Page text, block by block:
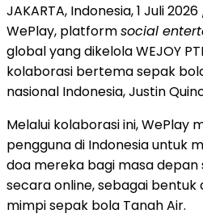
JAKARTA, Indonesia,1 Juli 2026
WePlay, platformsocial
global yang dikelola WEJOY
kolaborasi bertema sepak
nasional Indonesia, Justin
Melalui kolaborasi ini, WePlay
pengguna di Indonesia untuk
doa mereka bagi masa depan
secara online, sebagai
mimpi sepak bola Tanah Air.